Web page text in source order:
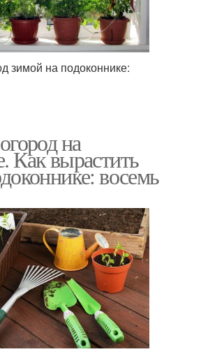
зимой на подоконнике:
на
Как вырастить
восемь